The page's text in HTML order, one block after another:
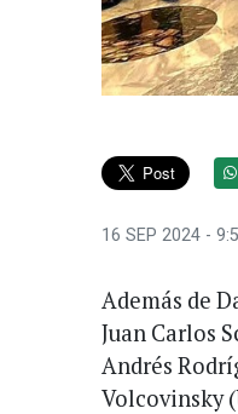
16 SEP 2024 -
Además de
Juan Carlos
Andrés
Volcovinsky